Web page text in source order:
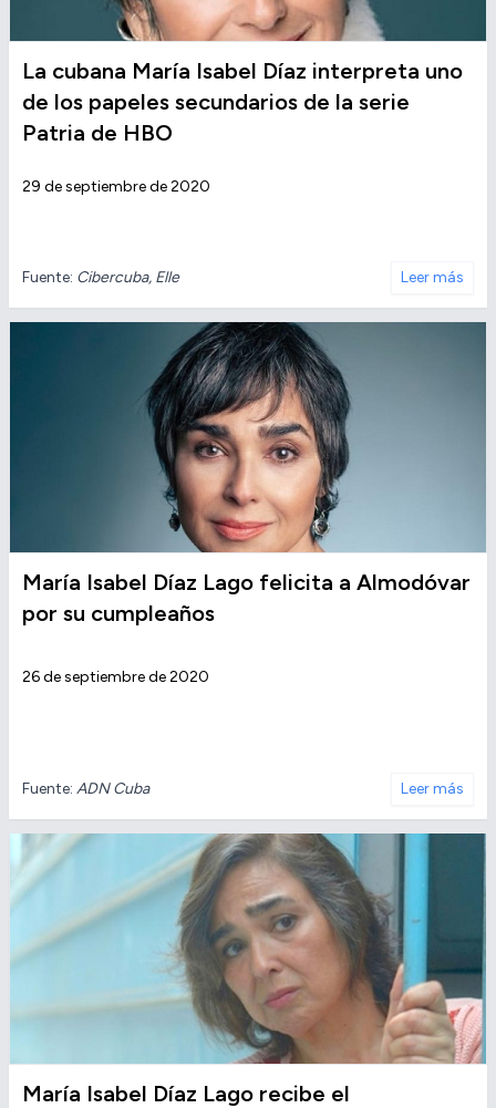
La cubana María Isabel Díaz interpreta uno
de los papeles secundarios de la serie
Patria de HBO
29 de septiembre de 2020
Fuente: Cibercuba, Elle Leer más
María Isabel Díaz Lago felicita a Almodóvar
por su cumpleaños
26 de septiembre de 2020
Fuente: ADN Cuba Leer más
María Isabel Díaz Lago recibe el